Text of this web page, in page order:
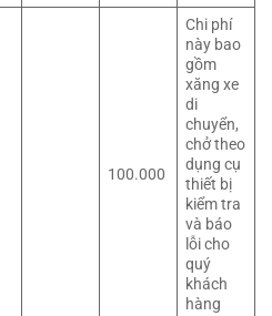
100.000
Chi phí
này bao
gồm
xăng xe
di
chuyển,
chở theo
dụng cụ
thiết bị
kiểm tra
và báo
lỗi cho
quý
khách
hàng